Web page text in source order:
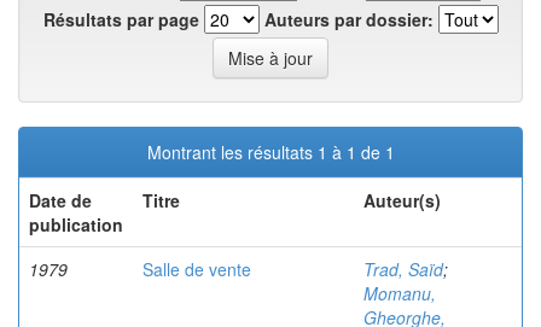
Résultats par page
Auteurs par dossier:
Montrant les résultats 1 à 1 de 1
Date de
publication
Titre Auteur(s)
1979 Salle de vente Trad, Saïd;
Momanu,
Gheorghe,